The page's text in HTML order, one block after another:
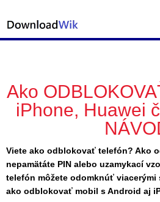
Ako
iPhone, Huawei
Viete ako odblokovať telefón? Ako
nepamätáte PIN alebo uzamykací
telefón môžete odomknúť viacerými
ako odblokovať mobil s Android aj